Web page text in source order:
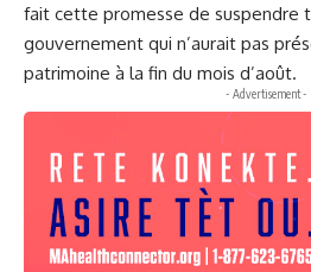
fait cette promesse de suspendre
gouvernement qui n’aurait pas
patrimoine à la fin du mois d’août.
- Advertisement -